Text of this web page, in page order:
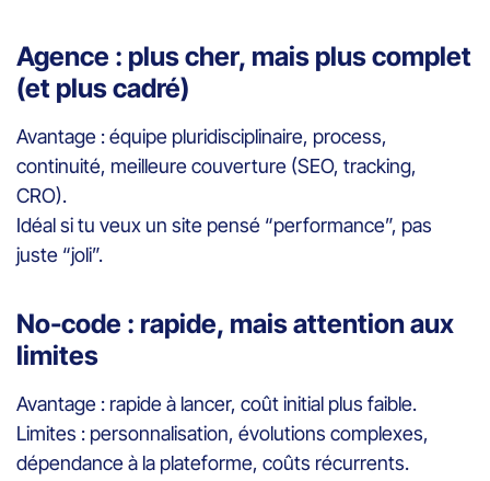
Agence : plus cher, mais plus complet
(et plus cadré)
Avantage : équipe pluridisciplinaire, process,
continuité, meilleure couverture (SEO, tracking,
CRO).
Idéal si tu veux un site pensé “performance”, pas
juste “joli”.
No-code : rapide, mais attention aux
limites
Avantage : rapide à lancer, coût initial plus faible.
Limites : personnalisation, évolutions complexes,
dépendance à la plateforme, coûts récurrents.